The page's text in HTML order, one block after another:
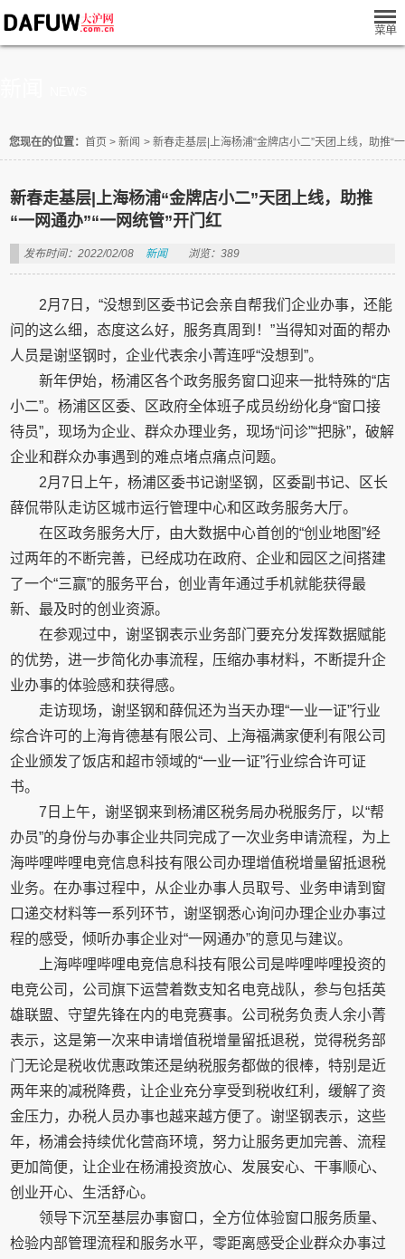
您现在的位置： 首页 > 新闻 > 新春走基层|上海杨浦“金牌店小二”天团上线，助推“
新春走基层|上海杨浦“金牌店小二”天团上线，助推
“一网通办”“一网统管”开门红
发布时间：2022/02/08 新闻 浏览：389
2月7日，“没想到区委书记会亲自帮我们企业办事，还能
问的这么细，态度这么好，服务真周到！”当得知对面的帮办
人员是谢坚钢时，企业代表余小菁连呼“没想到”。
新年伊始，杨浦区各个政务服务窗口迎来一批特殊的“店
小二”。杨浦区区委、区政府全体班子成员纷纷化身“窗口接
待员”，现场为企业、群众办理业务，现场“问诊”“把脉”，破解
企业和群众办事遇到的难点堵点痛点问题。
2月7日上午，杨浦区委书记谢坚钢，区委副书记、区长
薛侃带队走访区城市运行管理中心和区政务服务大厅。
在区政务服务大厅，由大数据中心首创的“创业地图”经
过两年的不断完善，已经成功在政府、企业和园区之间搭建
了一个“三赢”的服务平台，创业青年通过手机就能获得最
新、最及时的创业资源。
在参观过中，谢坚钢表示业务部门要充分发挥数据赋能
的优势，进一步简化办事流程，压缩办事材料，不断提升企
业办事的体验感和获得感。
走访现场，谢坚钢和薛侃还为当天办理“一业一证”行业
综合许可的上海肯德基有限公司、上海福满家便利有限公司
企业颁发了饭店和超市领域的“一业一证”行业综合许可证
书。
7日上午，谢坚钢来到杨浦区税务局办税服务厅，以“帮
办员”的身份与办事企业共同完成了一次业务申请流程，为上
海哔哩哔哩电竞信息科技有限公司办理增值税增量留抵退税
业务。在办事过程中，从企业办事人员取号、业务申请到窗
口递交材料等一系列环节，谢坚钢悉心询问办理企业办事过
程的感受，倾听办事企业对“一网通办”的意见与建议。
上海哔哩哔哩电竞信息科技有限公司是哔哩哔哩投资的
电竞公司，公司旗下运营着数支知名电竞战队，参与包括英
雄联盟、守望先锋在内的电竞赛事。公司税务负责人余小菁
表示，这是第一次来申请增值税增量留抵退税，觉得税务部
门无论是税收优惠政策还是纳税服务都做的很棒，特别是近
两年来的减税降费，让企业充分享受到税收红利，缓解了资
金压力，办税人员办事也越来越方便了。谢坚钢表示，这些
年，杨浦会持续优化营商环境，努力让服务更加完善、流程
更加简便，让企业在杨浦投资放心、发展安心、干事顺心、
创业开心、生活舒心。
领导下沉至基层办事窗口，全方位体验窗口服务质量、
检验内部管理流程和服务水平，零距离感受企业群众办事过